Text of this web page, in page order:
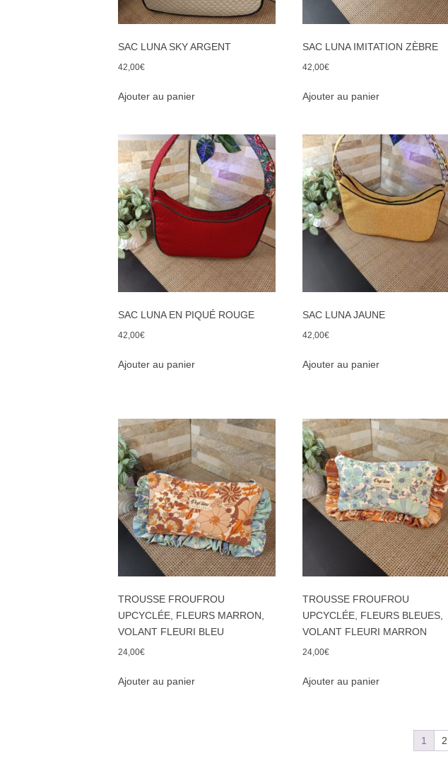
SAC LUNA SKY ARGENT
42,00€
Ajouter au panier
SAC LUNA IMITATION ZÈBRE
42,00€
Ajouter au panier
SAC LUNA EN PIQUÉ ROUGE
42,00€
Ajouter au panier
SAC LUNA JAUNE
42,00€
Ajouter au panier
TROUSSE FROUFROU
UPCYCLÉE, FLEURS MARRON,
VOLANT FLEURI BLEU
24,00€
Ajouter au panier
TROUSSE FROUFROU
UPCYCLÉE, FLEURS BLEUES,
VOLANT FLEURI MARRON
24,00€
Ajouter au panier
1 2